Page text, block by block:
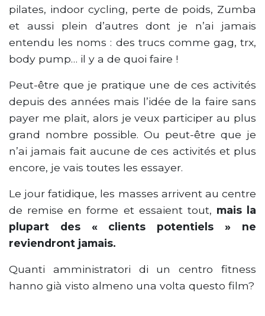
pilates, indoor cycling, perte de poids, Zumba
et aussi plein d’autres dont je n’ai jamais
entendu les noms : des trucs comme gag, trx,
body pump… il y a de quoi faire !
Peut-être que je pratique une de ces activités
depuis des années mais l’idée de la faire sans
payer me plait, alors je veux participer au plus
grand nombre possible. Ou peut-être que je
n’ai jamais fait aucune de ces activités et plus
encore, je vais toutes les essayer.
Le jour fatidique, les masses arrivent au centre
de remise en forme et essaient tout, mais la
plupart des « clients potentiels » ne
reviendront jamais.
Quanti amministratori di un centro fitness
hanno già visto almeno una volta questo film?